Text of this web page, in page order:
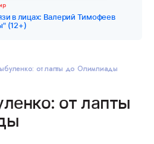
в лицах: Валерий Тимофеев
(12+)
от лапты до Олимпиады
от лапты